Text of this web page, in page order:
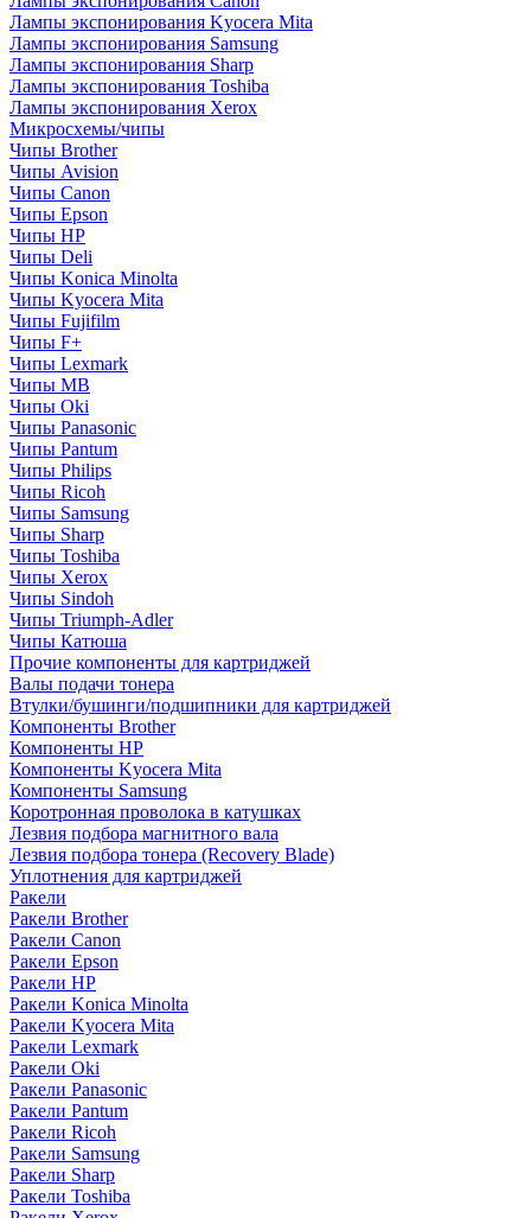
Лампы экспонирования Kyocera Mita
Лампы экспонирования Samsung
Лампы экспонирования Sharp
Лампы экспонирования Toshiba
Лампы экспонирования Xerox
Микросхемы/чипы
Чипы Brother
Чипы Avision
Чипы Canon
Чипы Epson
Чипы HP
Чипы Deli
Чипы Konica Minolta
Чипы Kyocera Mita
Чипы Fujifilm
Чипы F+
Чипы Lexmark
Чипы MB
Чипы Oki
Чипы Panasonic
Чипы Pantum
Чипы Philips
Чипы Ricoh
Чипы Samsung
Чипы Sharp
Чипы Toshiba
Чипы Xerox
Чипы Sindoh
Чипы Triumph-Adler
Чипы Катюша
Прочие компоненты для картриджей
Валы подачи тонера
Втулки/бушинги/подшипники для картриджей
Компоненты Brother
Компоненты HP
Компоненты Kyocera Mita
Компоненты Samsung
Коротронная проволока в катушках
Лезвия подбора магнитного вала
Лезвия подбора тонера (Recovery Blade)
Уплотнения для картриджей
Ракели
Ракели Brother
Ракели Canon
Ракели Epson
Ракели HP
Ракели Konica Minolta
Ракели Kyocera Mita
Ракели Lexmark
Ракели Oki
Ракели Panasonic
Ракели Pantum
Ракели Ricoh
Ракели Samsung
Ракели Sharp
Ракели Toshiba